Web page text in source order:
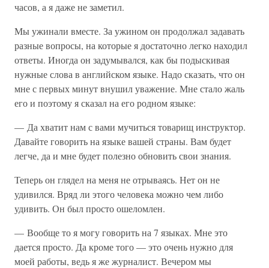
часов, а я даже не заметил.
Мы ужинали вместе. За ужином он продолжал задавать
разные вопросы, на которые я достаточно легко находил
ответы. Иногда он задумывался, как бы подыскивая
нужные слова в английском языке. Надо сказать, что он
мне с первых минут внушил уважение. Мне стало жаль
его и поэтому я сказал на его родном языке:
— Да хватит нам с вами мучиться товарищ инструктор.
Давайте говорить на языке вашей страны. Вам будет
легче, да и мне будет полезно обновить свои знания.
Теперь он глядел на меня не отрываясь. Нет он не
удивился. Вряд ли этого человека можно чем либо
удивить. Он был просто ошеломлен.
— Вообще то я могу говорить на 7 языках. Мне это
дается просто. Да кроме того — это очень нужно для
моей работы, ведь я же журналист. Вечером мы